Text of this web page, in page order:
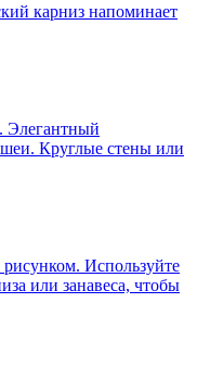
карниз напоминает
Элегантный
Круглые стены или
Используйте
или занавеса, чтобы